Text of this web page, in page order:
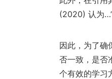
(2020) 认为
因此，为了确
否一致，是否
个有效的学习